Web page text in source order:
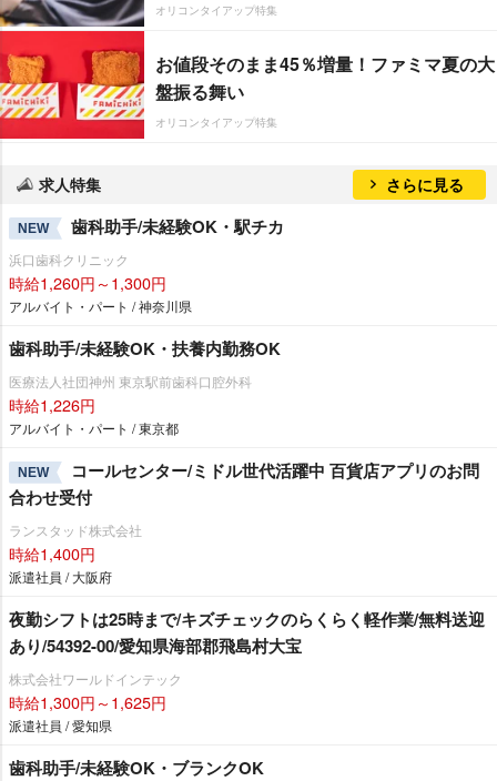
オリコンタイアップ特集
お値段そのまま45％増量！ファミマ夏の大
盤振る舞い
オリコンタイアップ特集
求人特集 さらに見る
NEW 歯科助手/未経験OK・駅チカ
浜口歯科クリニック
時給1,260円～1,300円
アルバイト・パート / 神奈川県
歯科助手/未経験OK・扶養内勤務OK
医療法人社団神州 東京駅前歯科口腔外科
時給1,226円
アルバイト・パート / 東京都
NEW
コールセンター/ミドル世代活躍中 百貨店アプリのお問
合わせ受付
ランスタッド株式会社
時給1,400円
派遣社員 / 大阪府
夜勤シフトは25時まで/キズチェックのらくらく軽作業/無料送迎
あり/54392-00/愛知県海部郡飛島村大宝
株式会社ワールドインテック
時給1,300円～1,625円
派遣社員 / 愛知県
歯科助手/未経験OK・ブランクOK